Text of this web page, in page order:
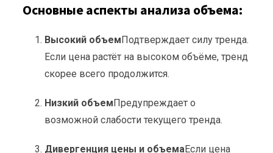
Основные аспекты анализа объема:
Высокий объемПодтверждает силу тренда.
Если цена растёт на высоком объёме, тренд
скорее всего продолжится.
Низкий объемПредупреждает о
возможной слабости текущего тренда.
Дивергенция цены и объемаЕсли цена